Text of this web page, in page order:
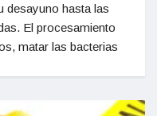
desayuno hasta las
El procesamiento
matar las bacterias